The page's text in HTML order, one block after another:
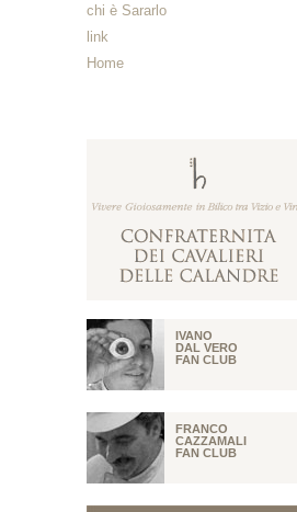
chi è Sararlo
link
Home
IVANO
DAL VERO
FAN CLUB
FRANCO
CAZZAMALI
FAN CLUB